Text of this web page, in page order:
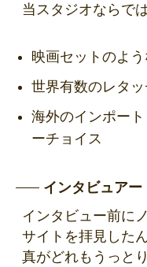
当スタジオならで
映画セットのよ
世界有数のレタ
海外のインポー
ーチョイス
インタビュアー
インタビュー前に
サイトを拝見した
真がどれもうっと